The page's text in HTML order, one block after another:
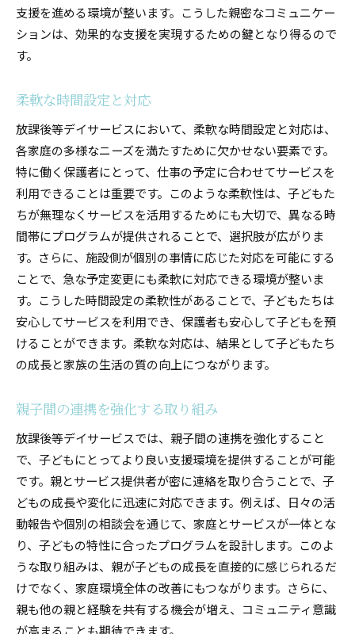
支援を進める環境が整います。こうした親密なコミュニケー
ションは、効果的な支援を実現するための鍵となり得るので
す。
柔軟な時間設定と対応
放課後等デイサービスにおいて、柔軟な時間設定と対応は、
各家庭の多様なニーズを満たすために欠かせない要素です。
特に働く保護者にとって、仕事の予定に合わせてサービスを
利用できることは重要です。このような柔軟性は、子どもた
ちが無理なくサービスを活用するためにも大切で、異なる時
間帯にプログラムが提供されることで、選択肢が広がりま
す。さらに、施設側が個別の事情に応じた対応を可能にする
ことで、急な予定変更にも柔軟に対応できる環境が整いま
す。こうした時間設定の柔軟性があることで、子どもたちは
安心してサービスを利用でき、保護者も安心して子どもを預
けることができます。柔軟な対応は、結果として子どもたち
の成長と家族の生活の質の向上につながります。
親子間の連携を強化する取り組み
放課後等デイサービスでは、親子間の連携を強化すること
で、子どもにとってより良い支援環境を提供することが可能
です。親とサービス提供者が密に連絡を取り合うことで、子
どもの成長や変化に迅速に対応できます。例えば、日々の活
動報告や個別の相談会を通じて、家庭とサービスが一体とな
り、子どもの特性に合ったプログラムを設計します。このよ
うな取り組みは、親が子どもの成長を直接的に感じられるだ
けでなく、家庭環境全体の改善にもつながります。さらに、
親も他の親と経験を共有する機会が増え、コミュニティ意識
が高まることも期待できます。